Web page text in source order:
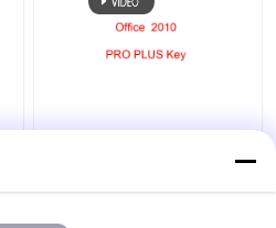
Activation 2010
multiple de Mme Office